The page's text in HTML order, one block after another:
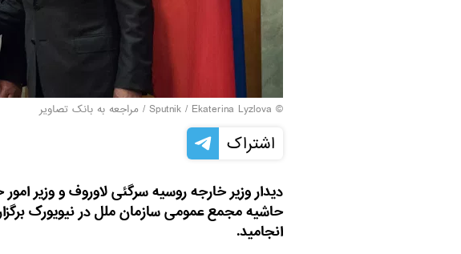
© Sputnik / Ekaterina Lyzlova
/ مراجعه به بانک تصاویر
اشتراک
دیدار وزیر خارجه روسیه سرگئی لاوروف و وزیر
حاشیه مجمع عمومی سازمان ملل در نیویورک
انجامید.